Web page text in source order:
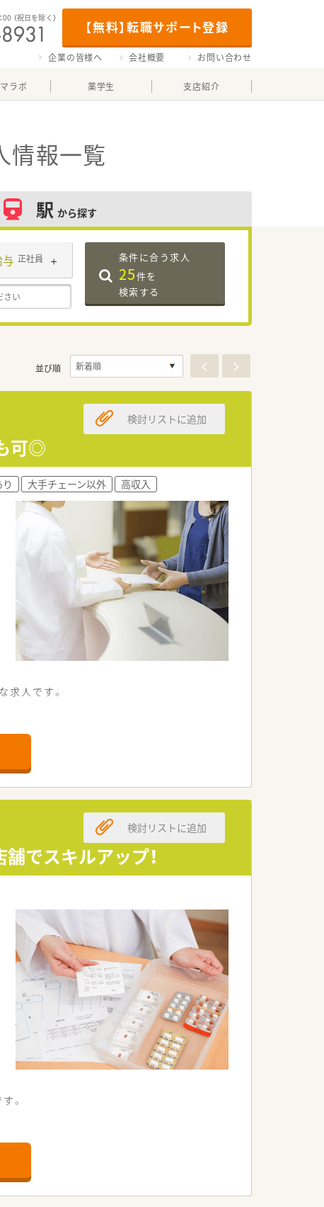
【無料】転職サポート登録
00 （祝日を除く）
企業の皆様へ 会社概要 お問い合わせ
ラボ 薬学生 支店紹介
情報一覧
駅 から探す
正社員 条件に合う求人
25件を
検索する
並び順
可◎
検討リストに追加
大手チェーン以外 高収入
人です。
す。
でスキルアップ！
検討リストに追加
。
。